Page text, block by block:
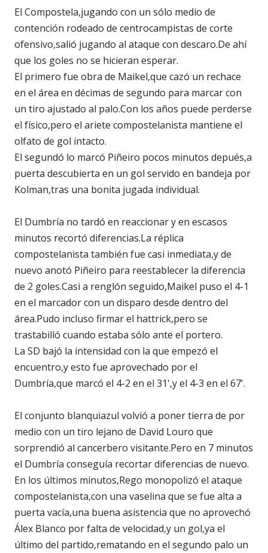
El Compostela,jugando con un sólo medio de
contención rodeado de centrocampistas de corte
ofensivo,salió jugando al ataque con descaro.De ahí
que los goles no se hicieran esperar.
El primero fue obra de Maikel,que cazó un rechace
en el área en décimas de segundo para marcar con
un tiro ajustado al palo.Con los años puede perderse
el físico,pero el ariete compostelanista mantiene el
olfato de gol intacto.
El segundó lo marcó Piñeiro pocos minutos depués,a
puerta descubierta en un gol servido en bandeja por
Kolman,tras una bonita jugada individual.
El Dumbría no tardó en reaccionar y en escasos
minutos recortó diferencias.La réplica
compostelanista también fue casi inmediata,y de
nuevo anotó Piñeiro para reestablecer la diferencia
de 2 goles.Casi a renglón seguido,Maikel puso el 4-1
en el marcador con un disparo desde dentro del
área.Pudo incluso firmar el hattrick,pero se
trastabilló cuando estaba sólo ante el portero.
La SD bajó la intensidad con la que empezó el
encuentro,y esto fue aprovechado por el
Dumbría,que marcó el 4-2 en el 31',y el 4-3 en el 67'.
El conjunto blanquiazul volvió a poner tierra de por
medio con un tiro lejano de David Louro que
sorprendió al cancerbero visitante.Pero en 7 minutos
el Dumbría conseguía recortar diferencias de nuevo.
En los últimos minutos,Rego monopolizó el ataque
compostelanista,con una vaselina que se fue alta a
puerta vacía,una buena asistencia que no aprovechó
Álex Blanco por falta de velocidad,y un gol,ya el
último del partido,rematando en el segundo palo un